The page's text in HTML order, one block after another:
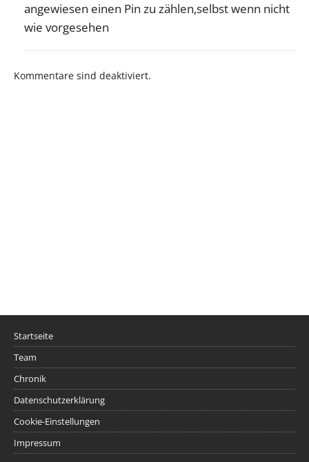
angewiesen einen Pin zu zählen,selbst wenn nicht
wie vorgesehen
Kommentare sind deaktiviert.
Startseite
Team
Chronik
Datenschutzerklärung
Cookie-Einstellungen
Impressum